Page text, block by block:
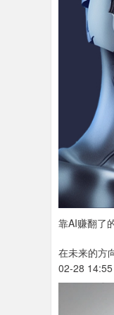
靠AI赚翻了
在未来的方
02-28 14:55